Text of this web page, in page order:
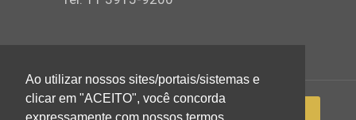
Ao utilizar nossos sites/portais/sistemas e
clicar em "ACEITO", você concorda